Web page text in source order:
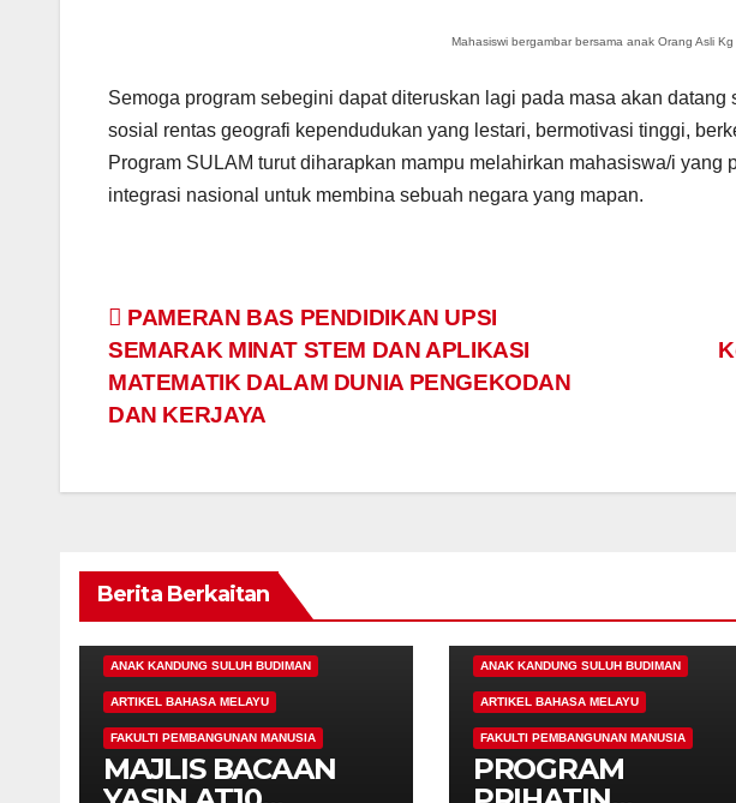
Mahasiswi bergambar bersama anak Orang Asli
Semoga program sebegini dapat diteruskan lagi pada masa akan
sosial rentas geografi kependudukan yang lestari, bermotivasi tinggi,
Program SULAM turut diharapkan mampu melahirkan mahasiswa/i
integrasi nasional untuk membina sebuah negara yang mapan.
Navigasi
kiriman
PAMERAN BAS PENDIDIKAN UPSI
SEMARAK MINAT STEM DAN APLIKASI
MATEMATIK DALAM DUNIA PENGEKODAN
DAN KERJAYA
Berita Berkaitan
ANAK KANDUNG SULUH BUDIMAN
ARTIKEL BAHASA MELAYU
FAKULTI PEMBANGUNAN MANUSIA
MAJLIS BACAAN
ANAK KANDUNG SULUH BUDIMAN
ARTIKEL BAHASA MELAYU
FAKULTI PEMBANGUNAN MANUSIA
PROGRAM